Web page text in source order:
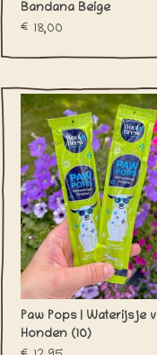
Bandana Beige
€18,00
Paw Pops | Waterijsje
Honden (10)